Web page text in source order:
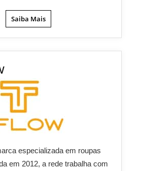
Saiba Mais
especializada em roupas
em 2012, a rede trabalha com